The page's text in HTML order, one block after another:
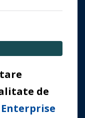
de
Enterprise